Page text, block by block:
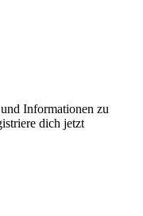
Informationen zu
dich jetzt